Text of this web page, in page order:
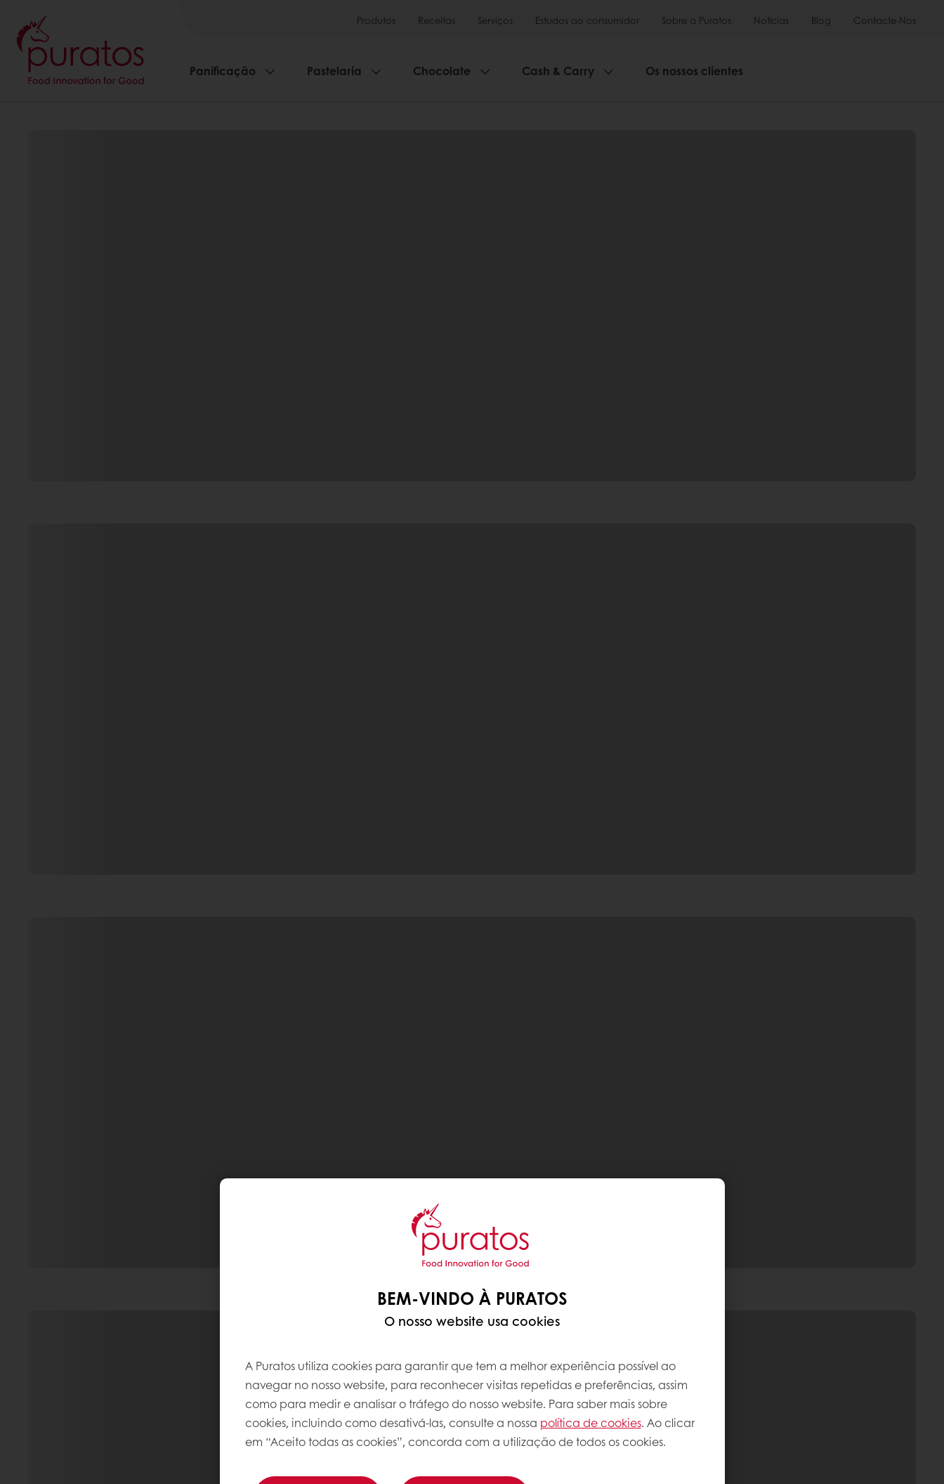
Produtos Receitas Serviços Estudos ao consumidor Sobre a Puratos Notícias Blog Contacte-Nos
Panificação Pastelaria Chocolate Cash & Carry Os nossos clientes
BEM-VINDO À PURATOS
O nosso website usa cookies
A Puratos utiliza cookies para garantir que tem a melhor experiência possível ao
navegar no nosso website, para reconhecer visitas repetidas e preferências, assim
como para medir e analisar o tráfego do nosso website. Para saber mais sobre
cookies, incluindo como desativá-las, consulte a nossa política de cookies. Ao clicar
em “Aceito todas as cookies”, concorda com a utilização de todos os cookies.